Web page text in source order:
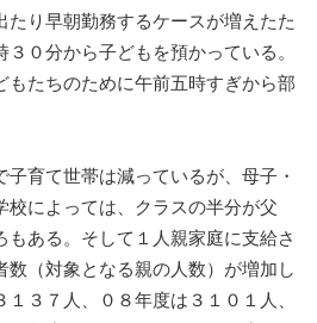
たり早朝勤務するケースが増えたた
０分から子どもを預かっている。
もたちのために午前五時すぎから部
育て世帯は減っているが、母子・
校によっては、クラスの半分が父
もある。そして１人親家庭に支給さ
数（対象となる親の人数）が増加し
３７人、０８年度は３１０１人、